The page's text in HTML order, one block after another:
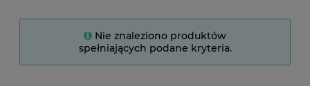
Nie znaleziono produktów
spełniających podane kryteria.